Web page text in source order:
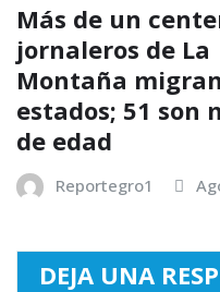
Más de un
jornaleros de La
Montaña
estados; 51 son
de edad
Reportegro1
DEJA UNA